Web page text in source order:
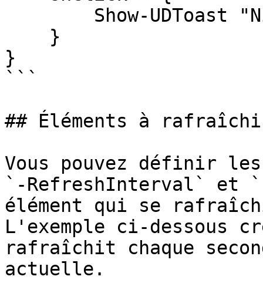
}
```
## Éléments à
Vous pouvez définir
`-RefreshInterval` et
élément qui se
L'exemple ci-dessous
rafraîchit chaque
actuelle.